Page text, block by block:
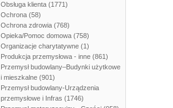
Obsługa klienta (1771)
Ochrona (58)
Ochrona zdrowia (768)
Opieka/Pomoc domowa (758)
Organizacje charytatywne (1)
Produkcja przemysłowa - inne (861)
Przemysł budowlany–Budynki użytkowe
i mieszkalne (901)
Przemysł budowlany-Urządzenia
przemysłowe i Infras (1746)